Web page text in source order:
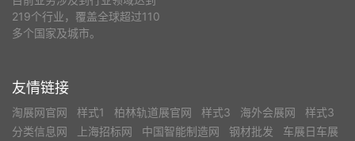
219个行业，覆盖全球超过110
多个国家及城市。
友情链接
淘展网官网 样式1 柏林轨道展官网 样式3 海外会展网
样式3
分类信息网
上海招标网 中国智能制造网 钢材批发
车展日车展